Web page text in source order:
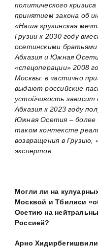
политического
принятием закона об
«Наша грузинская
Грузии к 2030 году
осетинскими
Абхазия и Южная
«спецоперации» 2008
Москвы: в частично
выдают российские
устойчивость
Абхазия к 2023 году
Южная Осетия – более
таком контексте
возвращения в Грузию,
экспертов.
Могли ли на
Москвой и Тбилиси
Осетию на
Россией?
Арно